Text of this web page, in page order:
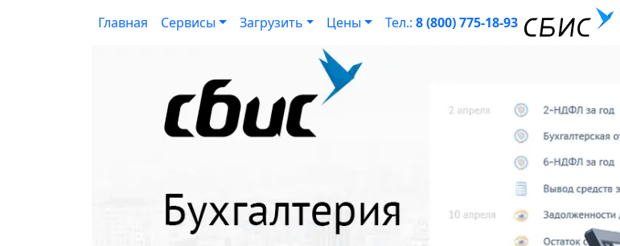
Главная Сервисы Загрузить Цены Тел.:8 (800) 775-18-93